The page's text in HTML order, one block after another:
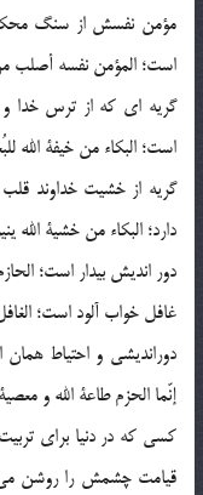
مؤمن نفسش از سنگ
است؛ المؤمن نفسه أصلب من
گريه اي که از ترس خدا و
است؛ البکاء من خيفة الله
گريه از خشيت خداوند قلب
دارد؛ البکاء من خشية الله
دور انديش بيدار است؛ الحازم
غافل خواب آلود است؛ الغافل
دورانديشي و احتياط
إنّما الحزم طاعة الله و معصية
کسي که در دنيا براي
قيامت چشمش را روشن مي